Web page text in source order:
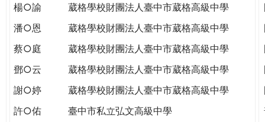
楊○諭
葳格學校財團法人臺中市葳格高級中學
潘○恩
葳格學校財團法人臺中市葳格高級中學
蔡○庭
葳格學校財團法人臺中市葳格高級中學
鄧○云
葳格學校財團法人臺中市葳格高級中學
謝○婷
葳格學校財團法人臺中市葳格高級中學
許○佑
臺中市私立弘文高級中學